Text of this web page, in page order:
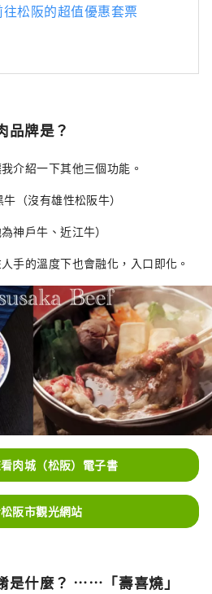
松阪的超值優惠套票
品牌是？
介紹一下其他三個功能。
（沒有雄性松阪牛）
神戶牛、近江牛）
手的溫度下也會融化，入口即化。
肉城（松阪）電子書
阪市觀光網站
是什麼？ ……「壽喜燒」